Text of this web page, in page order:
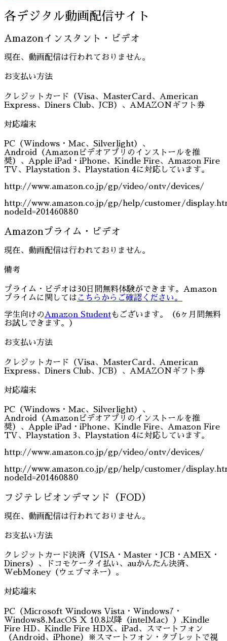
各デジタル動画配信サイト
Amazonインスタント・ビデオ
現在、動画配信は行われておりません。
お支払い方法
クレジットカード（Visa、MasterCard、American
Express、Diners Club、JCB）、AMAZONギフト券
対応端末
PC（Windows・Mac、Silverlight）、
Android（Amazonビデオアプリのインストールを推
奨）、Apple iPad・iPhone、Kindle Fire、Amazon Fire
TV、Playstation 3、Playstation 4に対応しています。
http://www.amazon.co.jp/gp/video/ontv/devices/
http://www.amazon.co.jp/gp/help/customer/
nodeId=201460880
Amazonプライム・ビデオ
現在、動画配信は行われておりません。
備考
プライム・ビデオは30日間無料体験ができます。Amazon
プライムに関しては こちらからご確認ください。
学生向けの Amazon Studentもございます。（6ヶ月間無料
お試しできます。）
お支払い方法
クレジットカード（Visa、MasterCard、American
Express、Diners Club、JCB）、AMAZONギフト券
対応端末
PC（Windows・Mac、Silverlight）、
Android（Amazonビデオアプリのインストールを推
奨）、Apple iPad・iPhone、Kindle Fire、Amazon Fire
TV、Playstation 3、Playstation 4に対応しています。
http://www.amazon.co.jp/gp/video/ontv/devices/
http://www.amazon.co.jp/gp/help/customer/
nodeId=201460880
フジテレビオンデマンド（FOD）
現在、動画配信は行われておりません。
お支払い方法
クレジットカード決済（VISA・Master・JCB・AMEX・
Diners）、ドコモケータイ払い、auかんたん決済、
WebMoney（ウェブマネー）。
対応端末
PC（Microsoft Windows Vista・Windows7・
Windows8,MacOS X 10.8以降（intelMac））,Kindle
Fire HD、Kindle Fire HDX、iPad、スマートフォン
（Android、iPhone）※スマートフォン・タブレットで視